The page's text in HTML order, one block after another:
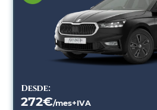
Desde:
272€/mes+IVA